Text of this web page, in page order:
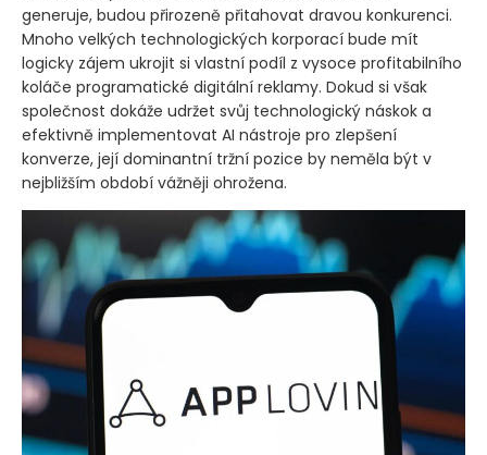
generuje, budou přirozeně přitahovat dravou konkurenci.
Mnoho velkých technologických korporací bude mít
logicky zájem ukrojit si vlastní podíl z vysoce profitabilního
koláče programatické digitální reklamy. Dokud si však
společnost dokáže udržet svůj technologický náskok a
efektivně implementovat AI nástroje pro zlepšení
konverze, její dominantní tržní pozice by neměla být v
nejbližším období vážněji ohrožena.